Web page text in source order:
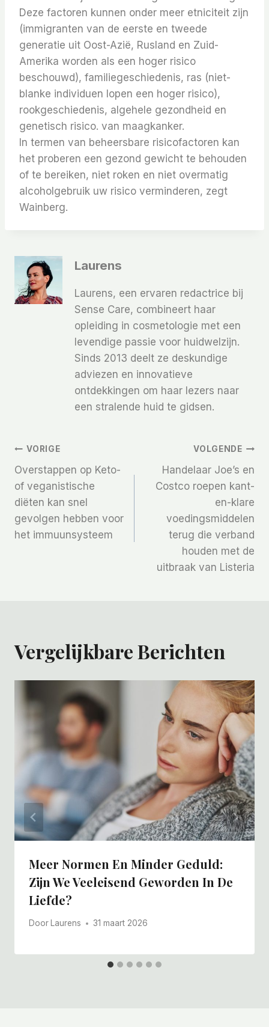
Deze factoren kunnen onder meer etniciteit zijn
(immigranten van de eerste en tweede
generatie uit Oost-Azië, Rusland en Zuid-
Amerika worden als een hoger risico
beschouwd), familiegeschiedenis, ras (niet-
blanke individuen lopen een hoger risico),
rookgeschiedenis, algehele gezondheid en
genetisch risico. van maagkanker.
In termen van beheersbare risicofactoren kan
het proberen een gezond gewicht te behouden
of te bereiken, niet roken en niet overmatig
alcoholgebruik uw risico verminderen, zegt
Wainberg.
Laurens
Laurens, een ervaren redactrice bij
Sense Care, combineert haar
opleiding in cosmetologie met een
levendige passie voor huidwelzijn.
Sinds 2013 deelt ze deskundige
adviezen en innovatieve
ontdekkingen om haar lezers naar
een stralende huid te gidsen.
Bericht
Navigatie
VORIGE
Overstappen op Keto-
of veganistische
diëten kan snel
gevolgen hebben voor
het immuunsysteem
VOLGENDE
Handelaar Joe’s en
Costco roepen kant-
en-klare
voedingsmiddelen
terug die verband
houden met de
uitbraak van Listeria
Vergelijkbare Berichten
Meer Normen En Minder Geduld:
Zijn We Veeleisend Geworden In De
Liefde?
Door Laurens 31 maart 2026